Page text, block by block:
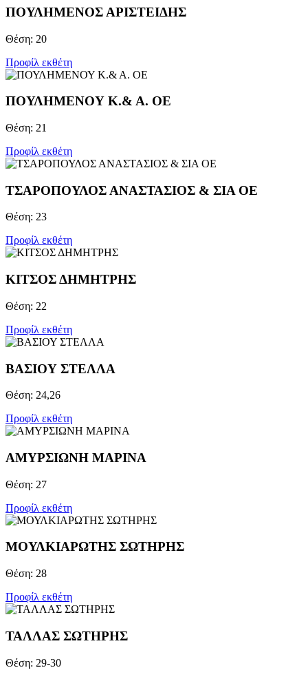
ΠΟΥΛΗΜΕΝΟΣ ΑΡΙΣΤΕΙΔΗΣ
Θέση: 20
Προφίλ εκθέτη
ΠΟΥΛΗΜΕΝΟΥ Κ.& Α. ΟΕ
Θέση: 21
Προφίλ εκθέτη
ΤΣΑΡΟΠΟΥΛΟΣ ΑΝΑΣΤΑΣΙΟΣ & ΣΙΑ ΟΕ
Θέση: 23
Προφίλ εκθέτη
ΚΙΤΣΟΣ ΔΗΜΗΤΡΗΣ
Θέση: 22
Προφίλ εκθέτη
ΒΑΣΙΟΥ ΣΤΕΛΛΑ
Θέση: 24,26
Προφίλ εκθέτη
ΑΜΥΡΣΙΩΝΗ ΜΑΡΙΝΑ
Θέση: 27
Προφίλ εκθέτη
ΜΟΥΛΚΙΑΡΩΤΗΣ ΣΩΤΗΡΗΣ
Θέση: 28
Προφίλ εκθέτη
ΤΑΛΛΑΣ ΣΩΤΗΡΗΣ
Θέση: 29-30